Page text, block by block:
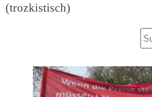
(trozkistisch)
S
c
h